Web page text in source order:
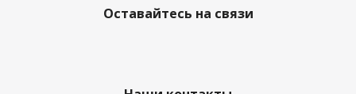
Оставайтесь на связи